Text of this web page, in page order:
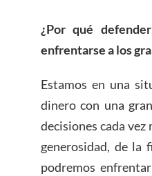
¿Por qué
enfrentarse a los
Estamos en una
dinero con una
decisiones cada
generosidad, de la
podremos